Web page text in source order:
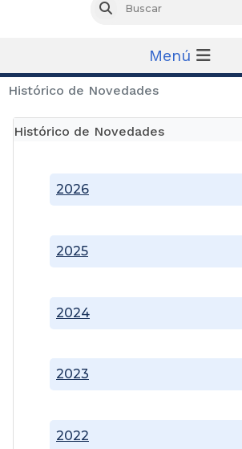
Buscar
Menú
Histórico de Novedades
Histórico de Novedades
2022
2023
2024
2025
2026